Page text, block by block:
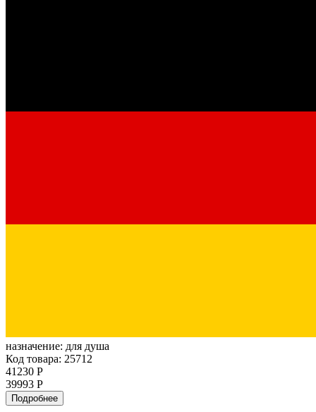
назначение: для душа
Код товара: 25712
41230 Р
39993 Р
Подробнее